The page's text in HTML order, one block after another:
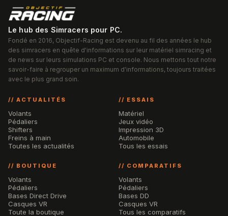
Le hub des Simracers pour PC.
Fondé en 2016, Objectif-Racing est devenu au fil des années le hub
des simracers en quête d'informations sur leur matériel simracing et
de news sur leurs simulations PC et console. Nous mettons tout notre
savoir-faire à regrouper un maximum d'informations, toujours traitées
avec le plus grand soin.
// ACTUALITÉS
Volants
Pédaliers
Shifters
Freins à main
Toutes les actualités
// ESSAIS
Matériel
Jeux vidéo
Impression 3D
Automobile
Tous les essais
// BOUTIQUE
Volants
Pédaliers
Bases Direct Drive
Casques VR
Toute la boutique
// COMPARATIFS
Volants
Pédaliers
Bases DD
Casques VR
Tous les comparatifs